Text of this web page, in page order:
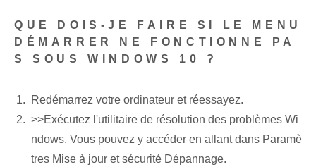
QUE DOIS-JE FAIRE SI LE MENU
DÉMARRER NE FONCTIONNE PA
S SOUS WINDOWS 10 ?
Redémarrez votre ordinateur et réessayez.
>>Exécutez l'utilitaire de résolution des problèmes Wi
ndows. Vous pouvez y accéder en allant dans Paramè
tres Mise à jour et sécurité Dépannage.